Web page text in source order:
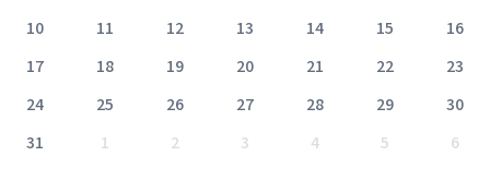
10
11 12 13 14 15
16
17
18 19 20 21 22
23
24
25 26 27 28 29
30
31
1 2 3 4 5 6